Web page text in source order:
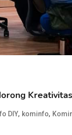
DIY, kominfo,